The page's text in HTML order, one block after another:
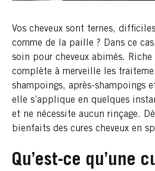
Vos cheveux sont ternes,
comme de la paille ? Dans ce
soin pour cheveux abimés.
complète à merveille les
shampoings, après-shampoings
elle s’applique en quelques
et ne nécessite aucun rinçage.
bienfaits des cures cheveux en
Qu’est-ce qu’une